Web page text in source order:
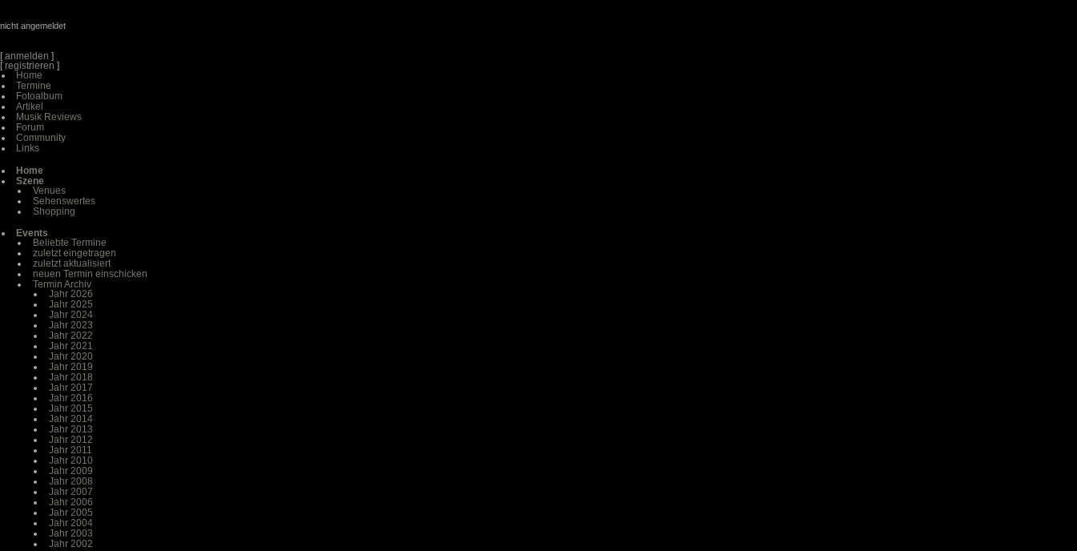
nicht angemeldet
[anmelden ]
[registrieren ]
Home
Termine
Fotoalbum
Artikel
Musik Reviews
Forum
Community
Links
Home
Szene
Venues
Sehenswertes
Shopping
Events
Beliebte Termine
zuletzt eingetragen
zuletzt aktualisiert
neuen Termin einschicken
Termin Archiv
Jahr 2026
Jahr 2025
Jahr 2024
Jahr 2023
Jahr 2022
Jahr 2021
Jahr 2020
Jahr 2019
Jahr 2018
Jahr 2017
Jahr 2016
Jahr 2015
Jahr 2014
Jahr 2013
Jahr 2012
Jahr 2011
Jahr 2010
Jahr 2009
Jahr 2008
Jahr 2007
Jahr 2006
Jahr 2005
Jahr 2004
Jahr 2003
Jahr 2002